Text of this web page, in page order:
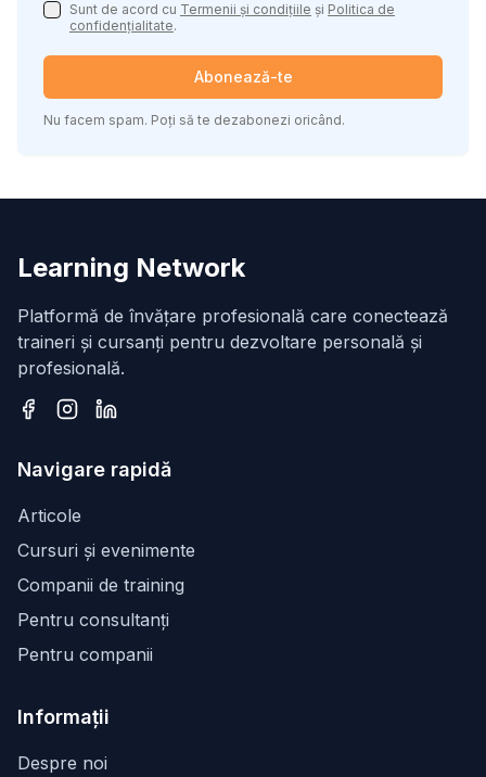
Sunt de acord cu Termenii și condițiile și Politica de
confidențialitate.
Abonează-te
Nu facem spam. Poți să te dezabonezi oricând.
Learning Network
Platformă de învățare profesională care conectează
traineri și cursanți pentru dezvoltare personală și
profesională.
Navigare rapidă
Articole
Cursuri și evenimente
Companii de training
Pentru consultanți
Pentru companii
Informații
Despre noi